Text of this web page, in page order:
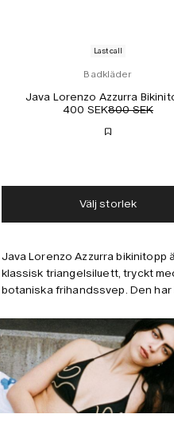
Last call
Badkläder
Java Lorenzo Azzurra
400 SEK800 SEK
Välj storlek
Java Lorenzo Azzurra bikinitopp
klassisk triangelsiluett, tryckt
botaniska frihandssvep. Den har
för en anpassad passform.
ett UV-skyddande
en mjuk lyster, innehållande
polyester från havsavfall. Fullt
med avtagbara kupor som ger